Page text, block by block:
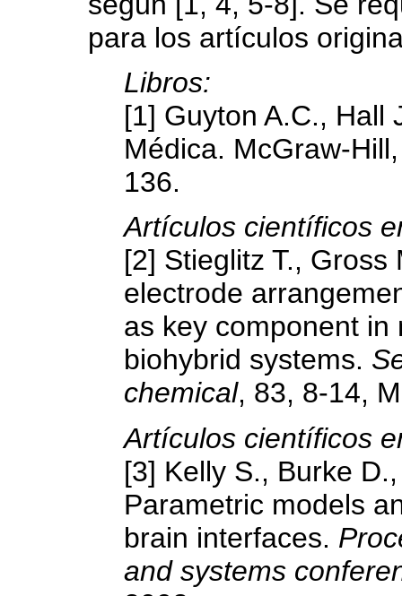
para los artículos
Libros:
[1] Guyton A.C., Hall
Médica. McGraw-
136.
Artículos científicos
[2] Stieglitz T.,
electrode
as key component
biohybrid systems.
chemical, 83, 8-14,
Artículos científicos
[3] Kelly S., Burke
Parametric models
brain interfaces.
and systems